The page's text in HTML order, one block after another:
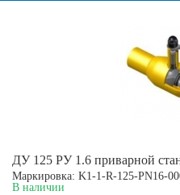
ДУ 125 РУ 1.6 приварной
Маркировка: K1-1-R-125-PN16-
В наличии